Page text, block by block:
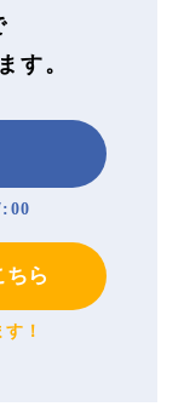
す。
ちら
！